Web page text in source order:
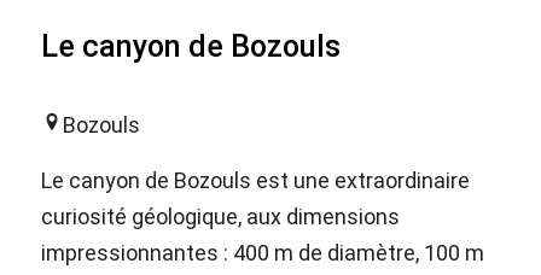
Le canyon de Bozouls
Bozouls
Le canyon de Bozouls est une extraordinaire
curiosité géologique, aux dimensions
impressionnantes : 400 m de diamètre, 100 m